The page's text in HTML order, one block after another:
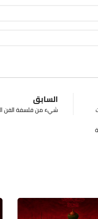
السابق
شيء من فلسفة الفن